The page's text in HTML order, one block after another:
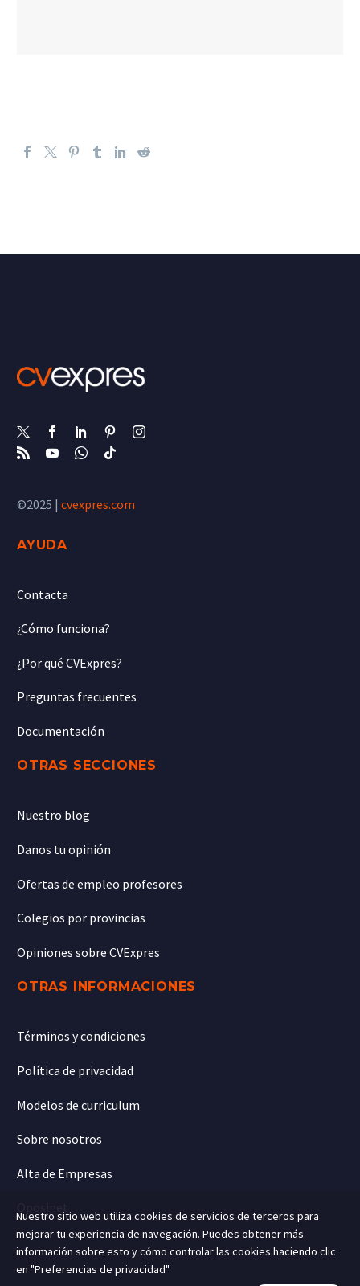
©2025 | cvexpres.com
AYUDA
Contacta
¿Cómo funciona?
¿Por qué CVExpres?
Preguntas frecuentes
Documentación
OTRAS SECCIONES
Nuestro blog
Danos tu opinión
Ofertas de empleo profesores
Colegios por provincias
Opiniones sobre CVExpres
OTRAS INFORMACIONES
Términos y condiciones
Política de privacidad
Modelos de curriculum
Sobre nosotros
Alta de Empresas
Nuestro sitio web utiliza cookies de servicios de terceros para
mejorar tu experiencia de navegación. Puedes obtener más
información sobre esto y cómo controlar las cookies haciendo clic
en "Preferencias de privacidad"